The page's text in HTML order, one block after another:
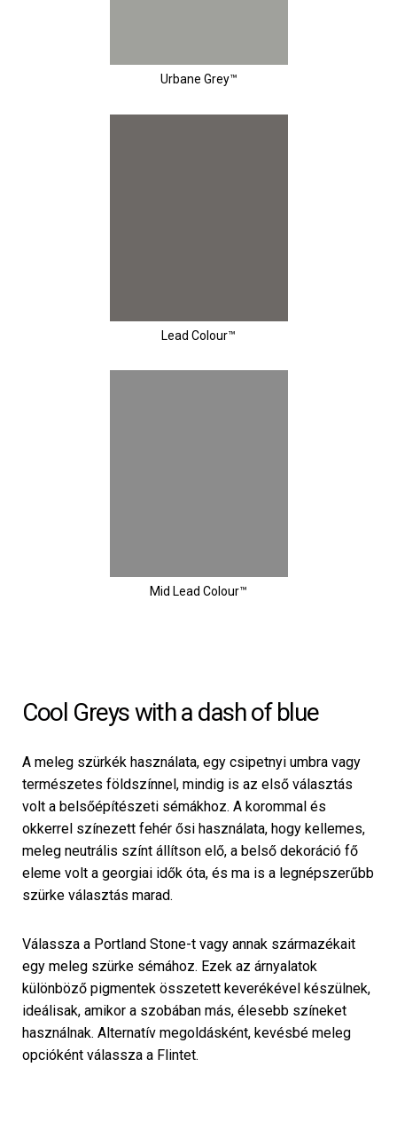
Urbane Grey™
Lead Colour™
Mid Lead Colour™
Cool Greys with a dash of blue
A meleg szürkék használata, egy csipetnyi umbra vagy
természetes földszínnel, mindig is az első választás
volt a belsőépítészeti sémákhoz. A korommal és
okkerrel színezett fehér ősi használata, hogy kellemes,
meleg neutrális színt állítson elő, a belső dekoráció fő
eleme volt a georgiai idők óta, és ma is a legnépszerűbb
szürke választás marad.
Válassza a Portland Stone-t vagy annak származékait
egy meleg szürke sémához. Ezek az árnyalatok
különböző pigmentek összetett keverékével készülnek,
ideálisak, amikor a szobában más, élesebb színeket
használnak. Alternatív megoldásként, kevésbé meleg
opcióként válassza a Flintet.